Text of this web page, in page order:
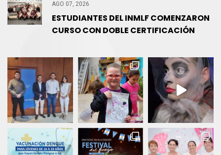
AGO 07, 2026
ESTUDIANTES DEL INMLF COMENZARON
CURSO CON DOBLE CERTIFICACIÓN